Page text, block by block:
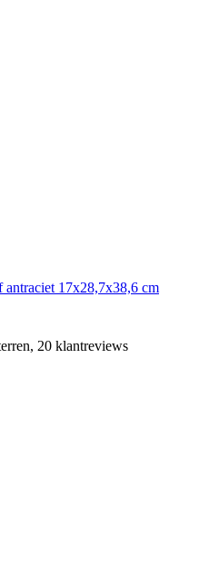
antraciet 17x28,7x38,6 cm
20 klantreviews